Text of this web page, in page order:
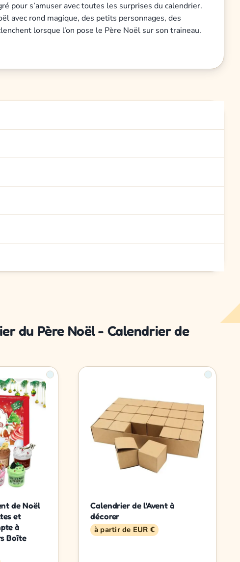
pour s’amuser avec toutes les surprises du calendrier.
avec rond magique, des petits personnages, des
lorsque l’on pose le Père Noël sur son traineau.
du Père Noël - Calendrier de
de Noël
et
à
Boîte
Calendrier de l'Avent à
décorer
à partir de EUR €